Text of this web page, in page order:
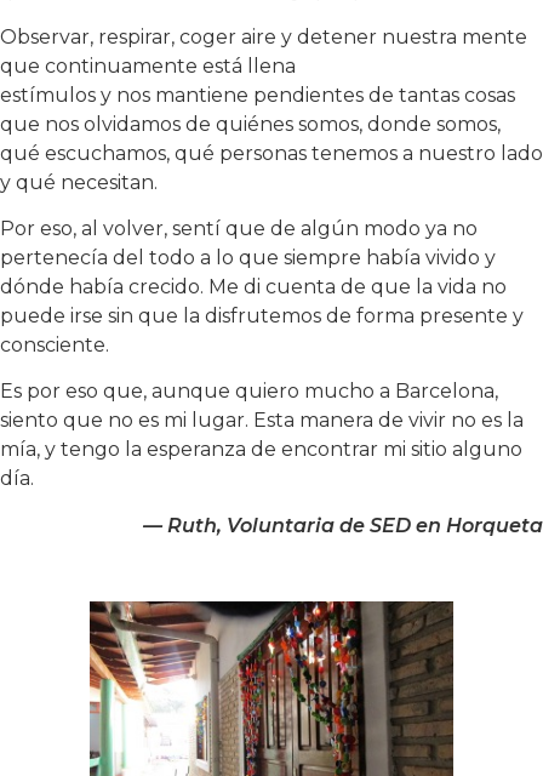
Observar, respirar, coger aire y detener nuestra mente
que continuamente está llena
estímulos y nos mantiene pendientes de tantas cosas
que nos olvidamos de quiénes somos, donde somos,
qué escuchamos, qué personas tenemos a nuestro lado
y qué necesitan.
Por eso, al volver, sentí que de algún modo ya no
pertenecía del todo a lo que siempre había vivido y
dónde había crecido. Me di cuenta de que la vida no
puede irse sin que la disfrutemos de forma presente y
consciente.
Es por eso que, aunque quiero mucho a Barcelona, ​​
siento que no es mi lugar. Esta manera de vivir no es la
mía, y tengo la esperanza de encontrar mi sitio alguno
día.
— Ruth, Voluntaria de SED en Horqueta